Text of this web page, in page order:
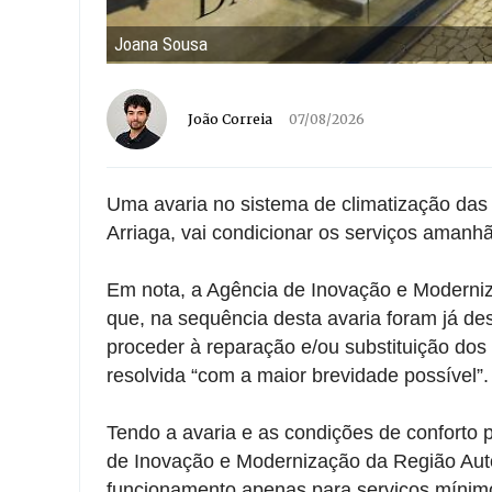
Joana Sousa
João Correia 07/08/2026
Uma avaria no sistema de climatização
Arriaga, vai condicionar os serviços
Em nota, a Agência de Inovação e
que, na sequência desta avaria foram já
proceder à reparação e/ou substituição
resolvida “com a maior brevidade possível”.
Tendo a avaria e as condições de conforto
de Inovação e Modernização da Região